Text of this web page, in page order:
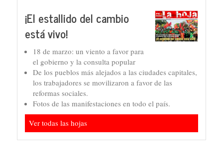
¡El estallido del cambio
está vivo!
18 de marzo: un viento a favor para
el gobierno y la consulta popular
De los pueblos más alejados a las ciudades capitales,
los trabajadores se movilizaron a favor de las
reformas sociales.
Fotos de las manifestaciones en todo el país.
Ver todas las hojas